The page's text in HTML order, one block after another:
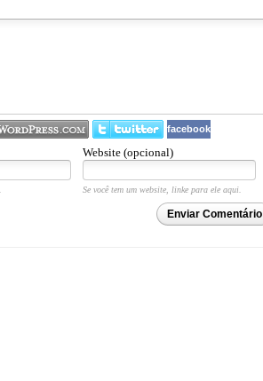
facebook
Website (opcional)
Se você tem um website, linke para ele aqui.
Enviar Comentário